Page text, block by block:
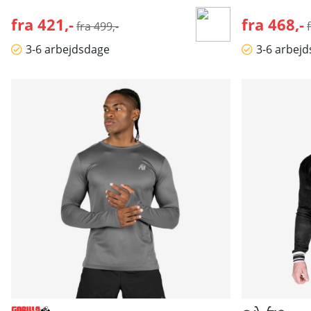
fra 421,-Normalpris:
fra 499,-
3-6 arbejdsdage
fra 468,-
3-6